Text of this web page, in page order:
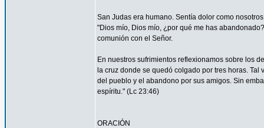
San Judas era humano. Sentía dolor como
"Dios mío, Dios mío, ¿por qué me has
comunión con el Señor.
En nuestros sufrimientos reflexionamos sobre los
la cruz donde se quedó colgado por tres horas.
del pueblo y el abandono por sus amigos. Sin
espíritu." (Lc 23:46)
ORACIÓN